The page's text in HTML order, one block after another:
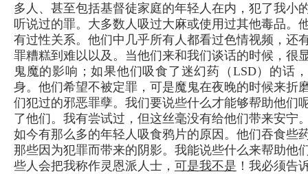
多人、甚至包括基督徒家庭的年轻人在内，犯了我小
听说过的罪。大多数人吸过大麻或使用过其他毒品。
有过性关系。他们中几乎所有人都看过色情视频，还
罪糟糕到难以以及。当他们来和我们谈话的时候，很
鬼魔的影响；如果他们吸食了迷幻药（LSD）的话
身。他们希望不被定罪，可是魔鬼在夜晚的时候来折
们犯过的邪恶罪孽。我们要说些什么才能够帮助他们
了他们。我有尝试过，但这丝毫没有给他们带来安宁
如今有那么多的年轻人吸食鸦片的原因。他们吞食些
那些因为犯罪而带来的阴影。我能说些什么来帮助他
些人会把我称作灵恩派人士， 可是我不是 ！我必须告